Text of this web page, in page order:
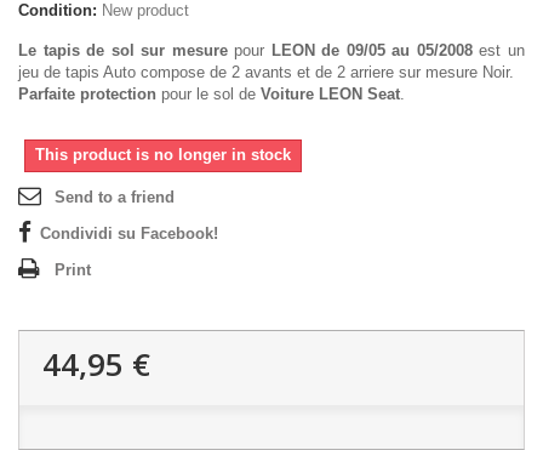
Condition: New product
Le tapis de sol sur mesurepour LEON de 09/05 au 05/2008est un
jeu de tapis Auto compose de 2 avants et de 2 arriere sur mesure Noir.
Parfaite protection pour le sol de Voiture LEON Seat.
This product is no longer in stock
Send to a friend
Condividi su Facebook!
Print
44,95 €